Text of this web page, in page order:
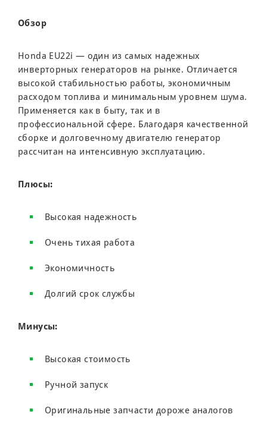
Обзор
Honda EU22i — один из самых надежных
инверторных генераторов на рынке. Отличается
высокой стабильностью работы, экономичным
расходом топлива и минимальным уровнем шума.
Применяется как в быту, так и в
профессиональной сфере. Благодаря качественной
сборке и долговечному двигателю генератор
рассчитан на интенсивную эксплуатацию.
Плюсы:
Высокая надежность
Очень тихая работа
Экономичность
Долгий срок службы
Минусы:
Высокая стоимость
Ручной запуск
Оригинальные запчасти дороже аналогов